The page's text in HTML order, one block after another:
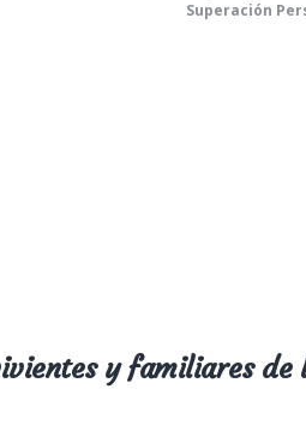
Superación
y familiares de